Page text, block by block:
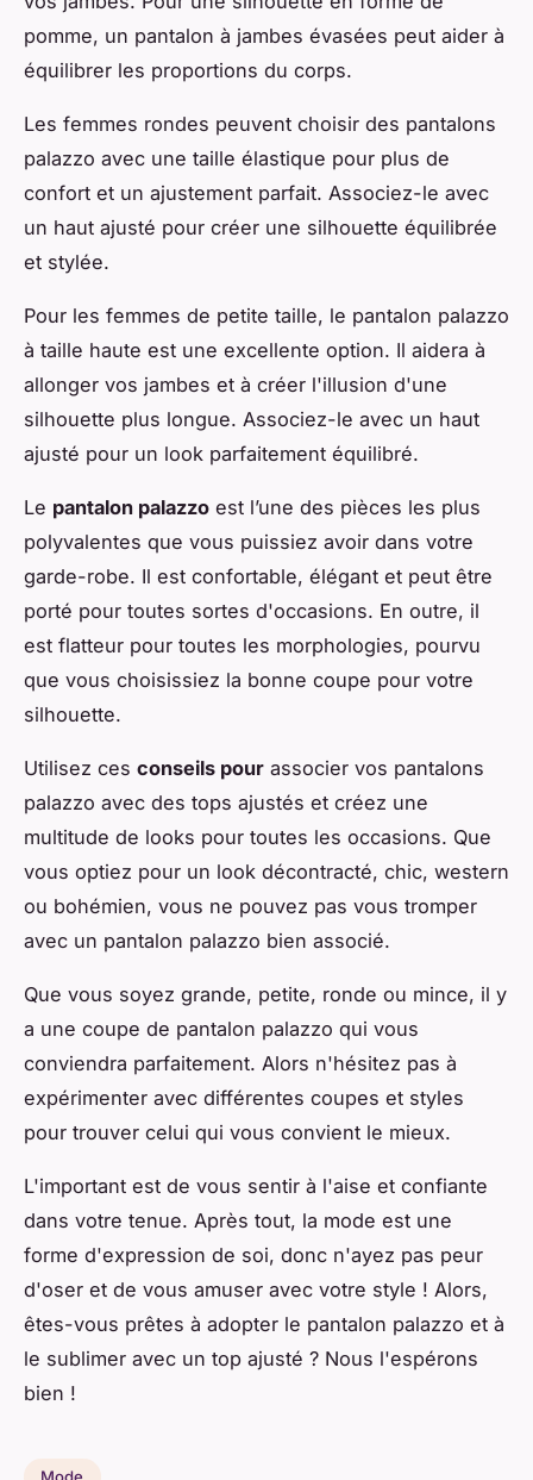
pomme, un pantalon à jambes évasées peut aider à
équilibrer les proportions du corps.
Les femmes rondes peuvent choisir des pantalons
palazzo avec une taille élastique pour plus de
confort et un ajustement parfait. Associez-le avec
un haut ajusté pour créer une silhouette équilibrée
et stylée.
Pour les femmes de petite taille, le pantalon palazzo
à taille haute est une excellente option. Il aidera à
allonger vos jambes et à créer l'illusion d'une
silhouette plus longue. Associez-le avec un haut
ajusté pour un look parfaitement équilibré.
Le pantalon palazzo est l’une des pièces les plus
polyvalentes que vous puissiez avoir dans votre
garde-robe. Il est confortable, élégant et peut être
porté pour toutes sortes d'occasions. En outre, il
est flatteur pour toutes les morphologies, pourvu
que vous choisissiez la bonne coupe pour votre
silhouette.
Utilisez ces conseils pour associer vos pantalons
palazzo avec des tops ajustés et créez une
multitude de looks pour toutes les occasions. Que
vous optiez pour un look décontracté, chic, western
ou bohémien, vous ne pouvez pas vous tromper
avec un pantalon palazzo bien associé.
Que vous soyez grande, petite, ronde ou mince, il y
a une coupe de pantalon palazzo qui vous
conviendra parfaitement. Alors n'hésitez pas à
expérimenter avec différentes coupes et styles
pour trouver celui qui vous convient le mieux.
L'important est de vous sentir à l'aise et confiante
dans votre tenue. Après tout, la mode est une
forme d'expression de soi, donc n'ayez pas peur
d'oser et de vous amuser avec votre style ! Alors,
êtes-vous prêtes à adopter le pantalon palazzo et à
le sublimer avec un top ajusté ? Nous l'espérons
bien !